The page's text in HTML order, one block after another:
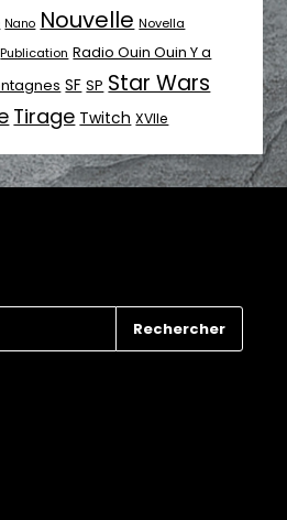
Nano Nouvelle Novella
Publication Radio Ouin Ouin Y a
SF SP Star Wars
Tirage Twitch XVIIe